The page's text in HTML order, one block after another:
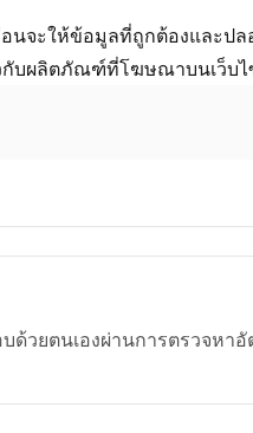
นจะให้ข้อมูลที่ถูกต้องและ
ผลิตภัณฑ์ที่โฆษณาบนเว็บ
วยตนเองผ่านการตรวจหา